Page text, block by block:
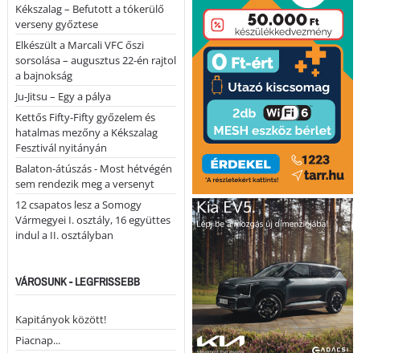
Kékszalag – Befutott a tókerülő
verseny győztese
Elkészült a Marcali VFC őszi
sorsolása – augusztus 22-én rajtol
a bajnokság
Ju-Jitsu – Egy a pálya
Kettős Fifty-Fifty győzelem és
hatalmas mezőny a Kékszalag
Fesztivál nyitányán
Balaton-átúszás - Most hétvégén
sem rendezik meg a versenyt
12 csapatos lesz a Somogy
Vármegyei I. osztály, 16 együttes
indul a II. osztályban
VÁROSUNK - LEGFRISSEBB
Kapitányok között!
Piacnap...